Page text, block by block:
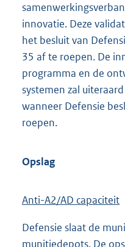
innovatie. Deze
het besluit van
35 af te roepen. De
programma en de
systemen zal
wanneer Defensie
roepen.
Opslag
Anti-A2/AD capaciteit
Defensie slaat de
munitiedepots. De